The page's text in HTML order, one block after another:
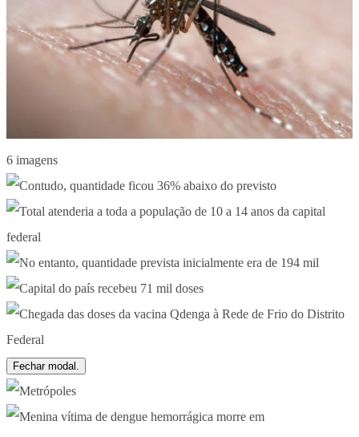
6 imagens
Fechar modal.